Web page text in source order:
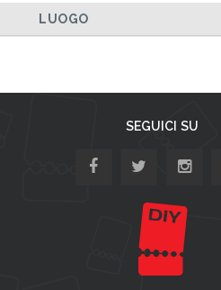
LUOGO
SEGUICI SU